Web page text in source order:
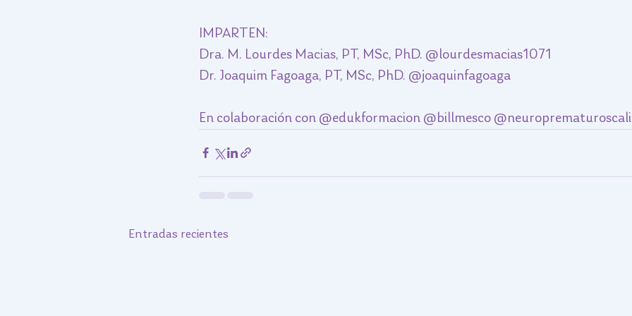
IMPARTEN:
Dra. M. Lourdes Macias, PT, MSc, PhD. @lourdesmacias1071
Dr. Joaquim Fagoaga, PT, MSc, PhD. @joaquinfagoaga
En colaboración con @edukformacion @billmesco @neuroprematuroscali
Entradas recientes